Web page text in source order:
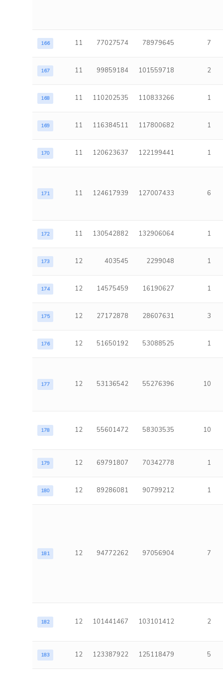
166 11 77027574 78979645 7
167 11 99859184 101559718 2
168 11 110202535 110833266 1
169 11 116384511 117800682 1
170 11 120623637 122199441 1
171 11 124617939 127007433 6
172 11 130542882 132906064 1
173 12 403545 2299048 1
174 12 14575459 16190627 1
175 12 27172878 28607631 3
176 12 51650192 53088525 1
177 12 53136542 55276396 10
178 12 55601472 58303535 10
179 12 69791807 70342778 1
180 12 89286081 90799212 1
181 12 94772262 97056904 7
182 12 101441467 103101412 2
183 12 123387922 125118479 5